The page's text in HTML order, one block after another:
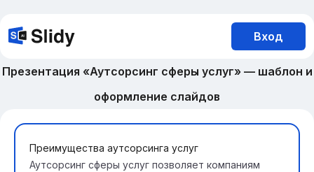
Вход
Презентация «Аутсорсинг сферы услуг» — шаблон и
оформление слайдов
Преимущества аутсорсинга услуг
Аутсорсинг сферы услуг позволяет компаниям